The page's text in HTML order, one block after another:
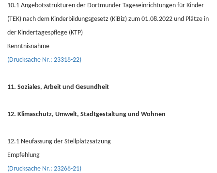
10.1 Angebotsstrukturen der Dortmunder Tageseinrichtungen für Kinder
(TEK) nach dem Kinderbildungsgesetz (KiBiz) zum 01.08.2022 und Plätze in
der Kindertagespflege (KTP)
Kenntnisnahme
(Drucksache Nr.: 23318-22)
11. Soziales, Arbeit und Gesundheit
12. Klimaschutz, Umwelt, Stadtgestaltung und Wohnen
12.1 Neufassung der Stellplatzsatzung
Empfehlung
(Drucksache Nr.: 23268-21)